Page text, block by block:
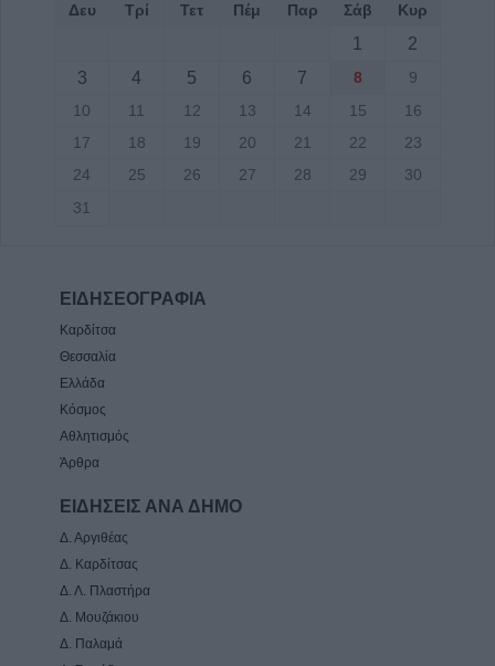
Δευ Τρί Τετ Πέμ Παρ Σάβ Κυρ
1
2
3
4 5 6 7 8
9
10
11 12 13 14 15
16
17
18 19 20 21 22
23
24
25 26 27 28 29
30
31
ΕΙΔΗΣΕΟΓΡΑΦΙΑ
Καρδίτσα
Θεσσαλία
Ελλάδα
Κόσμος
Αθλητισμός
Άρθρα
ΕΙΔΗΣΕΙΣ ΑΝΑ ΔΗΜΟ
Δ. Αργιθέας
Δ. Καρδίτσας
Δ. Λ. Πλαστήρα
Δ. Μουζάκιου
Δ. Παλαμά